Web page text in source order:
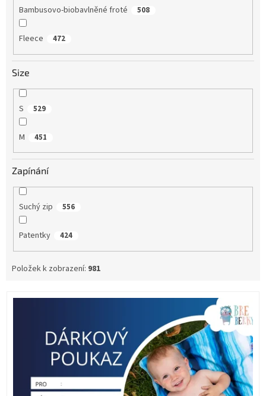
Bambusovo-biobavlněné froté 508
Fleece 472
Size
S 529
M 451
Zapínání
Suchý zip 556
Patentky 424
Položek k zobrazení: 981